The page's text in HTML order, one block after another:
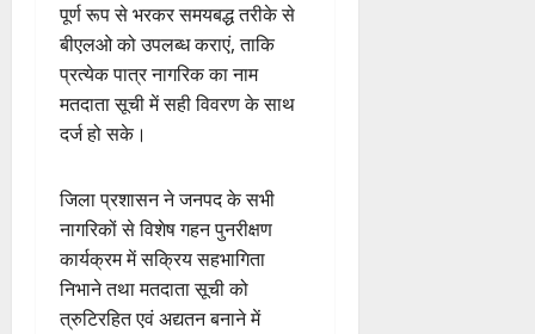
पूर्ण रूप से भरकर समयबद्ध तरीके से
बीएलओ को उपलब्ध कराएं, ताकि
प्रत्येक पात्र नागरिक का नाम
मतदाता सूची में सही विवरण के साथ
दर्ज हो सके।
जिला प्रशासन ने जनपद के सभी
नागरिकों से विशेष गहन पुनरीक्षण
कार्यक्रम में सक्रिय सहभागिता
निभाने तथा मतदाता सूची को
त्रुटिरहित एवं अद्यतन बनाने में